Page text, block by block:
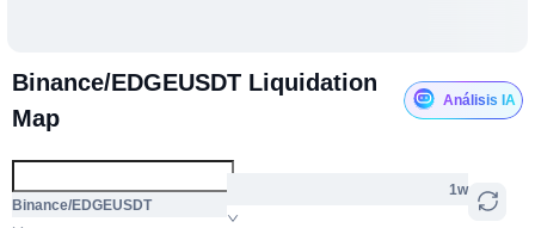
Binance/EDGEUSDT Liquidation
Map
Análisis IA
Binance/EDGEUSDT
1w